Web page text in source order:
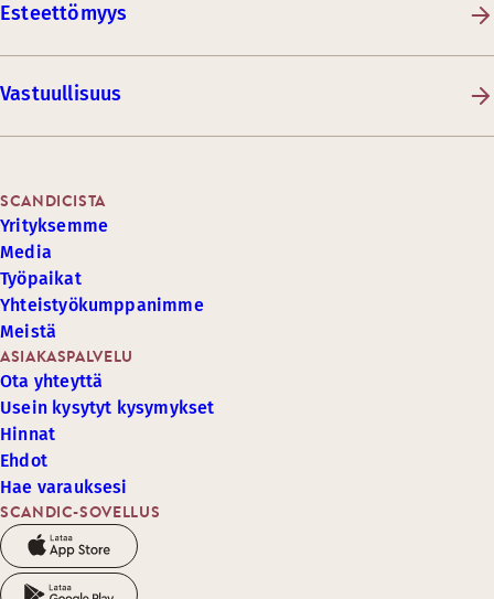
Esteettömyys
Vastuullisuus
SCANDIC-SOVELLUS
ASIAKASPALVELU
Ota yhteyttä
Usein kysytyt kysymykset
Hinnat
Ehdot
Hae varauksesi
SCANDICISTA
Yrityksemme
Media
Työpaikat
Yhteistyökumppanimme
Meistä